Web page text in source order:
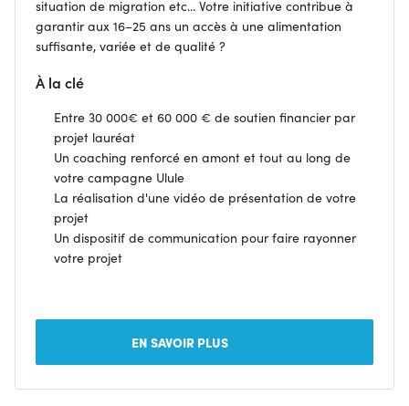
situation de migration etc... Votre initiative contribue à
garantir aux 16–25 ans un accès à une alimentation
suffisante, variée et de qualité ?
À la clé
Entre 30 000€ et 60 000 € de soutien financier par
projet lauréat
Un coaching renforcé en amont et tout au long de
votre campagne Ulule
La réalisation d'une vidéo de présentation de votre
projet
Un dispositif de communication pour faire rayonner
votre projet
EN SAVOIR PLUS